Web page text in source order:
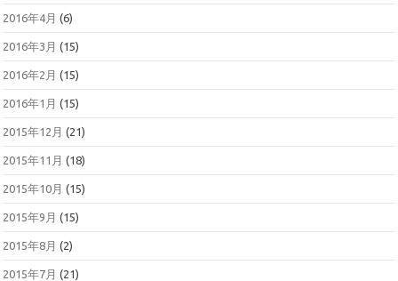
2016年4月 (6)
2016年3月 (15)
2016年2月 (15)
2016年1月 (15)
2015年12月 (21)
2015年11月 (18)
2015年10月 (15)
2015年9月 (15)
2015年8月 (2)
2015年7月 (21)